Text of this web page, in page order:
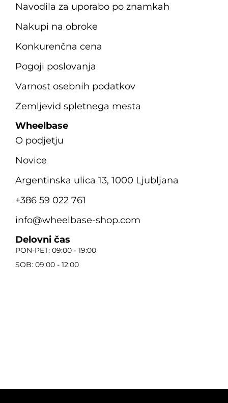
Navodila za uporabo po znamkah
Nakupi na obroke
Konkurenčna cena
Pogoji poslovanja
Varnost osebnih podatkov
Zemljevid spletnega mesta
Wheelbase
O podjetju
Novice
Argentinska ulica 13, 1000 Ljubljana
+386 59 022 761
info@wheelbase-shop.com
Delovni čas
PON-PET: 09:00 - 19:00
SOB: 09:00 - 12:00